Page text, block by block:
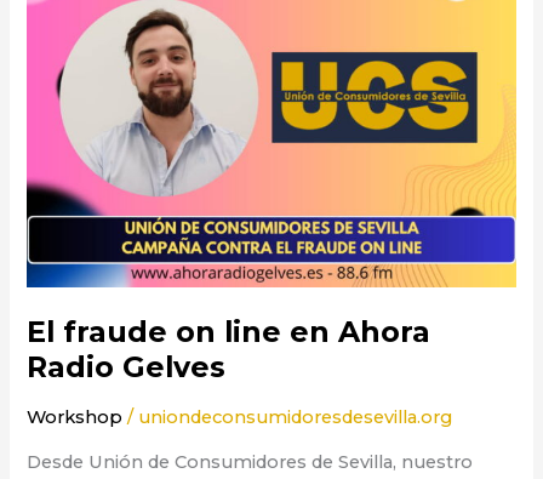
El fraude on line en Ahora
Radio Gelves
Workshop / uniondeconsumidoresdesevilla.org
Desde Unión de Consumidores de Sevilla, nuestro